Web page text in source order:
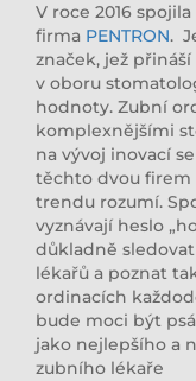
V roce 2016
firma PENTRON.
značek, jež
v oboru
hodnoty. Zubní
komplexnějšími
na vývoj inovací
těchto dvou firem
trendu rozumí.
vyznávají heslo
důkladně
lékařů a poznat
ordinacích
bude moci být
jako nejlepšího a
zubního lékaře